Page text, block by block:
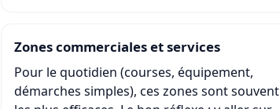
Zones commerciales et services
Pour le quotidien (courses, équipement,
démarches simples), ces zones sont souvent